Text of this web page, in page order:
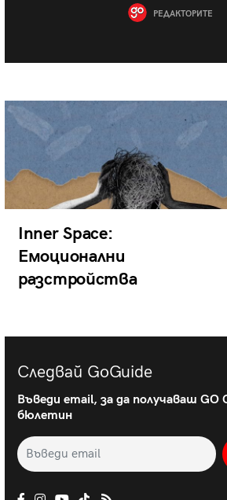
РЕДАКТОРИТЕ
Inner Space:
Емоционални
разстройства
Следвай GoGuide
Въведи email, за да получаваш GO
бюлетин